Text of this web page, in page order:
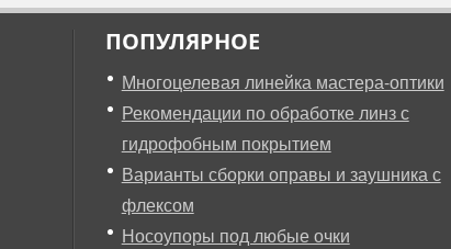
ПОПУЛЯРНОЕ
Многоцелевая линейка мастера-оптики
Рекомендации по обработке линз с
гидрофобным покрытием
Варианты сборки оправы и заушника с
флексом
Носоупоры под любые очки